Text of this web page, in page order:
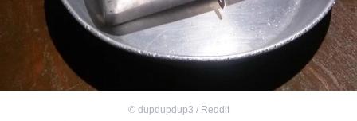
© dupdupdup3 / Reddit